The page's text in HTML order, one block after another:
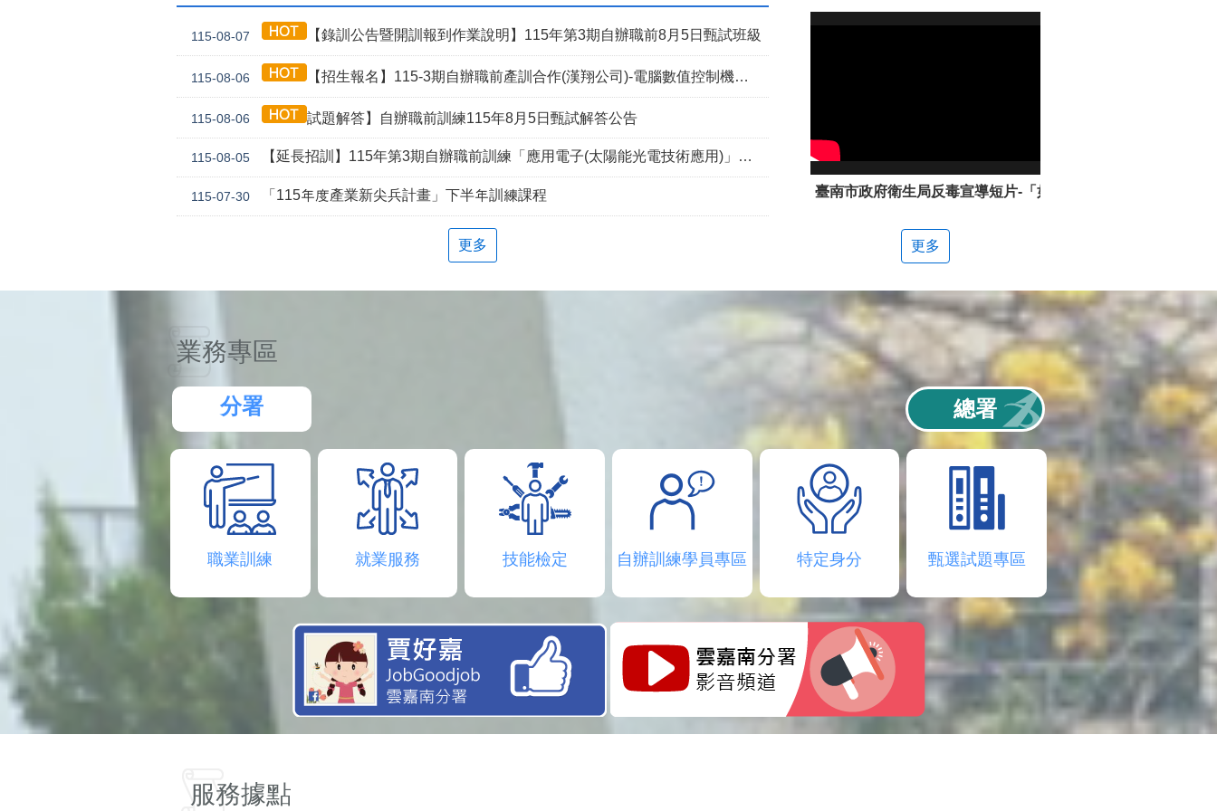
115-08-07 【錄訓公告暨開訓報到作業說明】115年第3期自辦職前8月5日甄試班級
115-08-06 【招生報名】115-3期自辦職前產訓合作(漢翔公司)-電腦數值控制機械班
115-08-06 試題解答】自辦職前訓練115年8月5日甄試解答公告
115-08-05 【延長招訓】115年第3期自辦職前訓練「應用電子(太陽能光電技術應用)」延長招生報名
115-07-30 「115年度產業新尖兵計畫」下半年訓練課程
更多
臺南市政府衛生局反毒宣導短片-「如何辨別新興毒品」
更多
業務專區
分署 總署
職業訓練 就業服務 技能檢定 自辦訓練學員專區 特定身分 甄選試題專區
服務據點